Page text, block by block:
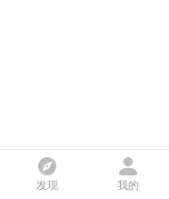
发现 我的